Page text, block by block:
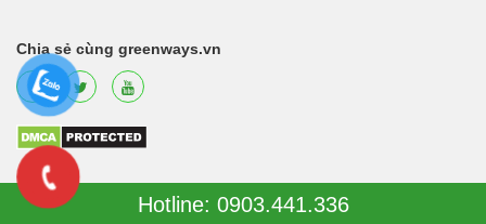
Chia sẻ cùng greenways.vn
Hotline: 0903.441.336